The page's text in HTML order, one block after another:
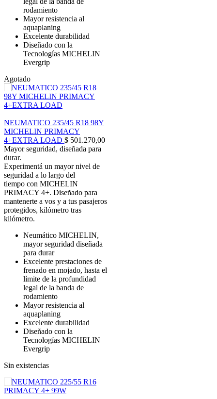
rodamiento
Mayor resistencia al
aquaplaning
Excelente durabilidad
Diseñado con la
Tecnologías MICHELIN
Evergrip
Agotado
NEUMATICO 235/45 R18 98Y
MICHELIN PRIMACY
4+EXTRA LOAD $ 501.270,00
Mayor seguridad, diseñada para
durar.
Experimentá un mayor nivel de
seguridad a lo largo del
tiempo con MICHELIN
PRIMACY 4+. Diseñado para
mantenerte a vos y a tus pasajeros
protegidos, kilómetro tras
kilómetro.
Neumático MICHELIN,
mayor seguridad diseñada
para durar
Excelente prestaciones de
frenado en mojado, hasta el
límite de la profundidad
legal de la banda de
rodamiento
Mayor resistencia al
aquaplaning
Excelente durabilidad
Diseñado con la
Tecnologías MICHELIN
Evergrip
Sin existencias